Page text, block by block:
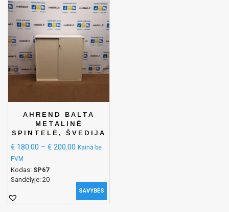
AHREND BALTA
METALINĖ
SPINTELĖ, ŠVEDIJA
€ 180.00 – € 200.00 Kaina be
PVM
Kodas: SP67
Sandėlyje: 20
SAVYBĖS